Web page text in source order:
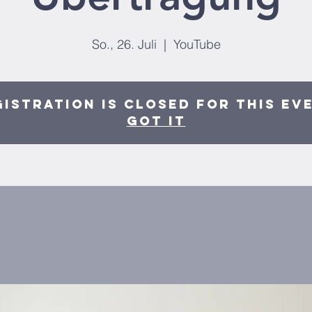
So., 26. Juli
  |
YouTube
is closed for this
Got It